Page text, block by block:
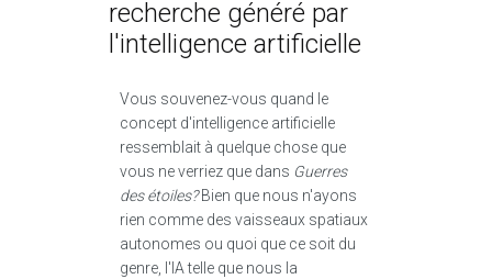
recherche généré par
l'intelligence artificielle
Vous souvenez-vous quand le
concept d'intelligence artificielle
ressemblait à quelque chose que
vous ne verriez que dans Guerres
des étoiles?Bien que nous n'ayons
rien comme des vaisseaux spatiaux
autonomes ou quoi que ce soit du
genre, l'IA telle que nous la